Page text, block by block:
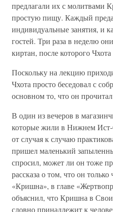
предлагали их с молитвами
простую пищу. Каждый
индивидуальные занятия, и
гостей. Три раза в неделю
киртан, после которого
Поскольку на лекцию
Чхота просто беседовал с
основном то, что он
В один из вечеров в
которые жили в Нижнем Ист-
от случая к случаю
пришел маленький
спросил, может ли он тоже
рассказа о том, что он
«Кришна», в главе
объяснил, что Кришна в
словно принадлежит к